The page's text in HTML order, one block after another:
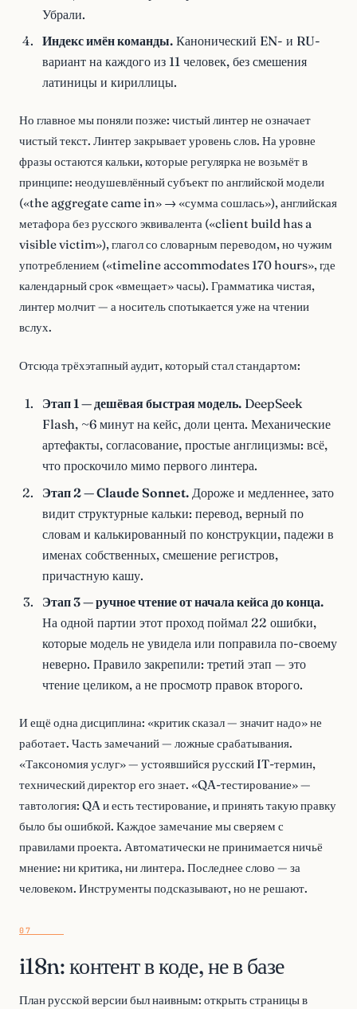
Убрали.
Индекс имён команды. Канонический EN- и RU-
вариант на каждого из 11 человек, без смешения
латиницы и кириллицы.
Но главное мы поняли позже: чистый линтер не означает
чистый текст. Линтер закрывает уровень слов. На уровне
фразы остаются кальки, которые регулярка не возьмёт в
принципе: неодушевлённый субъект по английской модели
(«the aggregate came in» → «сумма сошлась»), английская
метафора без русского эквивалента («client build has a
visible victim»), глагол со словарным переводом, но чужим
употреблением («timeline accommodates 170 hours», где
календарный срок «вмещает» часы). Грамматика чистая,
линтер молчит — а носитель спотыкается уже на чтении
вслух.
Отсюда трёхэтапный аудит, который стал стандартом:
Этап 1 — дешёвая быстрая модель. DeepSeek
Flash, ~6 минут на кейс, доли цента. Механические
артефакты, согласование, простые англицизмы: всё,
что проскочило мимо первого линтера.
Этап 2 — Claude Sonnet. Дороже и медленнее, зато
видит структурные кальки: перевод, верный по
словам и калькированный по конструкции, падежи в
именах собственных, смешение регистров,
причастную кашу.
Этап 3 — ручное чтение от начала кейса до конца.
На одной партии этот проход поймал 22 ошибки,
которые модель не увидела или поправила по-своему
неверно. Правило закрепили: третий этап — это
чтение целиком, а не просмотр правок второго.
И ещё одна дисциплина: «критик сказал — значит надо» не
работает. Часть замечаний — ложные срабатывания.
«Таксономия услуг» — устоявшийся русский IT-термин,
технический директор его знает. «QA-тестирование» —
тавтология: QA и есть тестирование, и принять такую правку
было бы ошибкой. Каждое замечание мы сверяем с
правилами проекта. Автоматически не принимается ничьё
мнение: ни критика, ни линтера. Последнее слово — за
человеком. Инструменты подсказывают, но не решают.
i18n: контент в коде, не в базе
План русской версии был наивным: открыть страницы в